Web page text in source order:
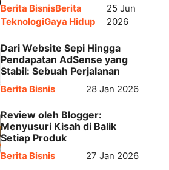
Berita BisnisBerita
TeknologiGaya Hidup
25 Jun
2026
Dari Website Sepi Hingga
Pendapatan AdSense yang
Stabil: Sebuah Perjalanan
Berita Bisnis 28 Jan 2026
Review oleh Blogger:
Menyusuri Kisah di Balik
Setiap Produk
Berita Bisnis 27 Jan 2026